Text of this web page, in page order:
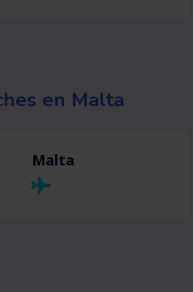
en Malta
Malta